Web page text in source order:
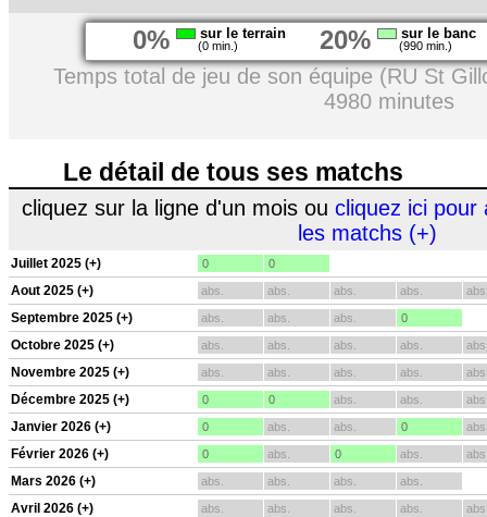
0% sur le terrain
(0 min.) 20% sur le banc
(990 min.)
Temps total de jeu de son équipe (RU St
4980 minutes
Le détail de tous ses matchs
cliquez sur la ligne d'un mois ou cliquez ici pour
les matchs (+)
Juillet 2025 (+) 0 0
Aout 2025 (+) abs. abs. abs. abs.
Septembre 2025 (+) abs. abs. abs. 0
Octobre 2025 (+) abs. abs. abs. abs.
Novembre 2025 (+) abs. abs. abs. abs.
Décembre 2025 (+) 0 0 abs. abs.
Janvier 2026 (+) 0 abs. abs. 0
Février 2026 (+) 0 abs. 0 abs.
Mars 2026 (+) abs. abs. abs. abs.
Avril 2026 (+) abs. abs. abs. abs.